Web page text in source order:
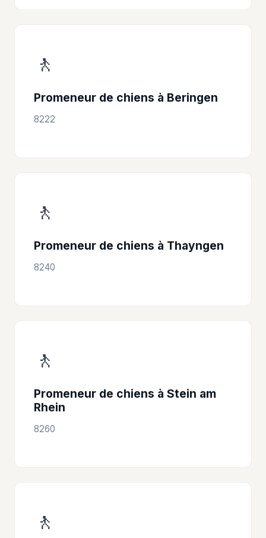
🚶
Promeneur de chiens à Beringen
8222
🚶
Promeneur de chiens à Thayngen
8240
🚶
Promeneur de chiens à Stein am
Rhein
8260
🚶